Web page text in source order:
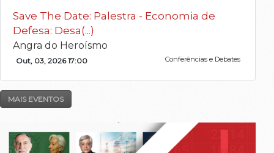
Save The Date: Palestra - Economia de
Defesa: Desa(...)
Angra do Heroísmo
Out, 03, 2026 17:00 Conferências e Debates
MAIS EVENTOS